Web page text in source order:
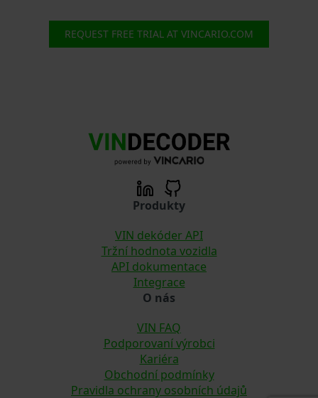
REQUEST FREE TRIAL AT VINCARIO.COM
Produkty
VIN dekóder API
Tržní hodnota vozidla
API dokumentace
Integrace
O nás
VIN FAQ
Podporovaní výrobci
Kariéra
Obchodní podmínky
Pravidla ochrany osobních údajů